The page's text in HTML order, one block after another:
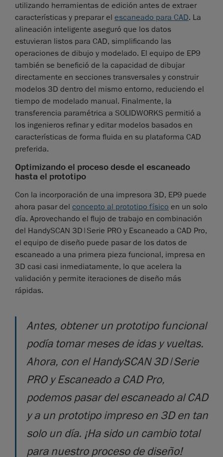
utilizando herramientas de edición antes de extraer
características y preparar el escaneado para CAD. La
alineación inteligente aseguró que los datos
estuvieran listos para CAD, simplificando las
operaciones de dibujo y modelado. El equipo de EP9
también se benefició de la capacidad de dibujar
directamente en secciones transversales y construir
modelos 3D dentro del mismo entorno, reduciendo el
tiempo de modelado manual. Finalmente, la
transferencia paramétrica a SOLIDWORKS permitió a
los ingenieros refinar y editar modelos basados en
características de forma fluida en su plataforma CAD
preferida.
Optimizando el proceso desde el escaneado
hasta el prototipo
Con la incorporación de una impresora 3D, EP9 puede
ahora pasar del concepto al prototipo físico en un solo
día. Aprovechando el flujo de trabajo en combinación
del HandySCAN 3D|Serie PRO y Escaneado a CAD Pro,
el equipo de diseño puede pasar de los datos de
escaneado a una primera pieza funcional, impresa en
3D casi casi inmediatamente, lo que acelera la
validación y permite iteraciones de diseño más
rápidas.
Antes, obtener un prototipo funcional
podía tomar meses de idas y vueltas.
Ahora, con el HandySCAN 3D|Serie
PRO y Escaneado a CAD Pro,
podemos pasar del escaneado al CAD
y a un prototipo impreso en 3D en tan
solo un día. ¡Ha sido un cambio total
para nuestro proceso de diseño!